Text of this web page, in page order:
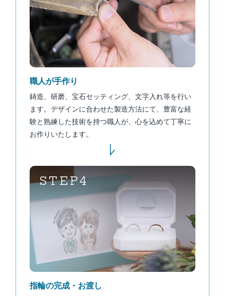
職人が手作り
鋳造、研磨、宝石セッティング、文字入れ等を行い
ます。デザインに合わせた製造方法にて、豊富な経
験と熟練した技術を持つ職人が、心を込めて丁寧に
お作りいたします。
STEP4
指輪の完成・お渡し